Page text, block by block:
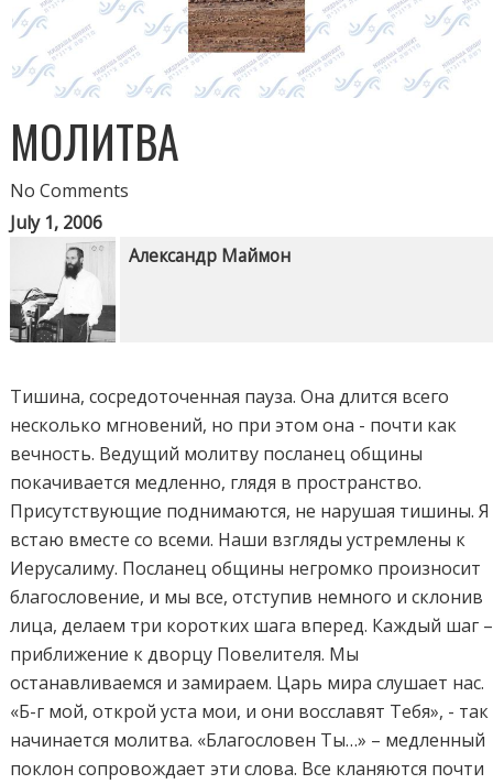
МОЛИТВА
No Comments
July 1, 2006
Александр Маймон
Тишина, сосредоточенная пауза. Она длится всего
несколько мгновений, но при этом она - почти как
вечность. Ведущий молитву посланец общины
покачивается медленно, глядя в пространство.
Присутствующие поднимаются, не нарушая тишины. Я
встаю вместе со всеми. Наши взгляды устремлены к
Иерусалиму. Посланец общины негромко произносит
благословение, и мы все, отступив немного и склонив
лица, делаем три коротких шага вперед. Каждый шаг –
приближение к дворцу Повелителя. Мы
останавливаемся и замираем. Царь мира слушает нас.
«Б-г мой, открой уста мои, и они восславят Тебя», - так
начинается молитва. «Благословен Ты…» – медленный
поклон сопровождает эти слова. Все кланяются почти